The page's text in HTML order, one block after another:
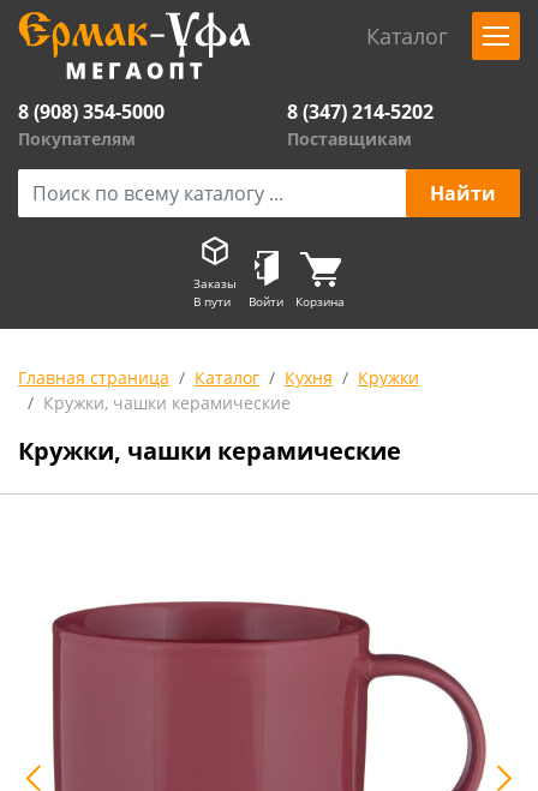
Каталог
8 (908) 354-5000
Покупателям
8 (347) 214-5202
Поставщикам
Заказы
В пути
Войти Корзина
Главная страница Каталог Кухня
Кружки
Кружки, чашки керамические
Кружки, чашки керамические